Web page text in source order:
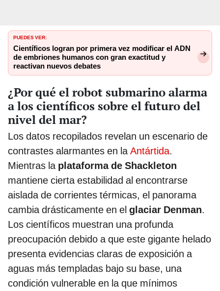
PUEDES VER:
Científicos logran por primera vez modificar el ADN
de embriones humanos con gran exactitud y
reactivan nuevos debates
¿Por qué el robot submarino alarma
a los científicos sobre el futuro del
nivel del mar?
Los datos recopilados revelan un escenario de
contrastes alarmantes en la Antártida.
Mientras la plataforma de Shackleton
mantiene cierta estabilidad al encontrarse
aislada de corrientes térmicas, el panorama
cambia drásticamente en el glaciar Denman.
Los científicos muestran una profunda
preocupación debido a que este gigante helado
presenta evidencias claras de exposición a
aguas más templadas bajo su base, una
condición vulnerable en la que mínimos